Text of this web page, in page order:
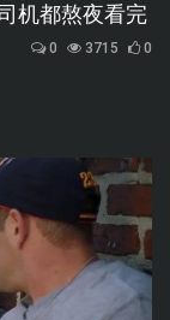
机都熬夜看完
0 3715 0